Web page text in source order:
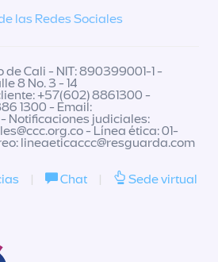
las Redes Sociales
Cali - NIT: 890399001-1 -
8 No. 3 - 14
+57(602) 8861300 -
1300 - Email:
- Notificaciones judiciales:
- Línea ética: 01-
lineaeticaccc@resguarda.com
| Chat | Sede virtual